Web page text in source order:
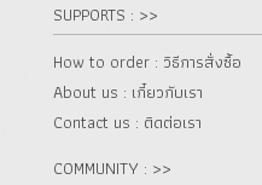
SUPPORTS : >>
How to order : วิธีการสั่งซื้อ
About us : เกี๋ยวกับเรา
Contact us : ติดต่อเรา
COMMUNITY : >>